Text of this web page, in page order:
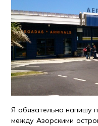
Я обязательно напишу
между Азорскими